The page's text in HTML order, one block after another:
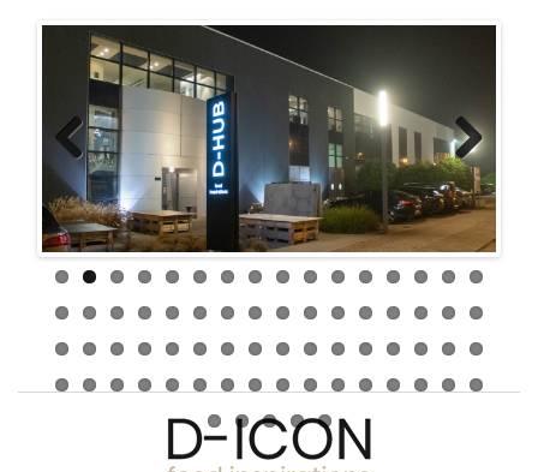
Previ
ous
Next